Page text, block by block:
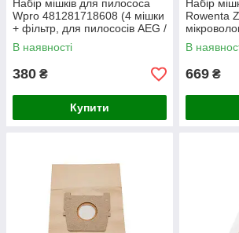
Набір мішків для пилососа
Wpro 481281718608 (4 мішки
+ фільтр, для пилососів AEG /
Electrolux AE01-MW)
В наявності
380 ₴
Купити
Набір
Rowenta
В
669 ₴